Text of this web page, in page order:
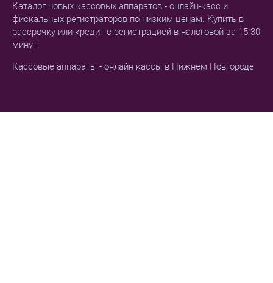
Каталог новых кассовых аппаратов - онлайн-касс и
фискальных регистраторов по низким ценам. Купить в
рассрочку или кредит с регистрацией в налоговой за 15-30
минут.
Кассовые аппараты - онлайн кассы в Нижнем Новгороде